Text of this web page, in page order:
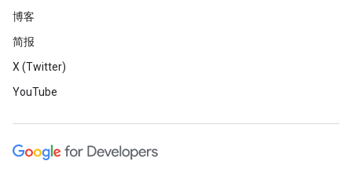
博客
简报
X (Twitter)
YouTube